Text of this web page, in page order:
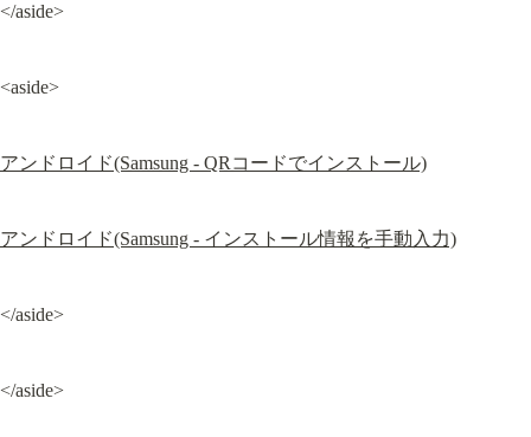
</aside>
<aside>
アンドロイド(Samsung - QRコードでインストール)
アンドロイド(Samsung - インストール情報を手動入力)
</aside>
</aside>